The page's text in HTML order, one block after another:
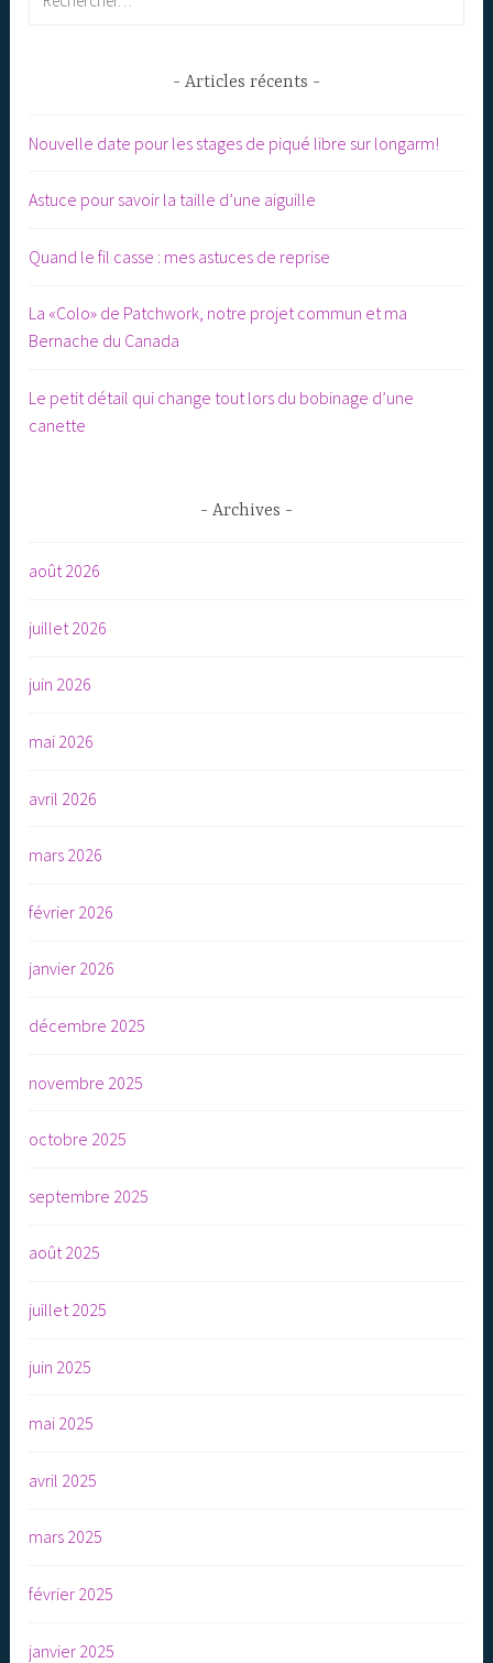
Articles récents
Nouvelle date pour les stages de piqué libre sur longarm!
Astuce pour savoir la taille d’une aiguille
Quand le fil casse : mes astuces de reprise
La «Colo» de Patchwork, notre projet commun et ma
Bernache du Canada
Le petit détail qui change tout lors du bobinage d’une
canette
Archives
août 2026
juillet 2026
juin 2026
mai 2026
avril 2026
mars 2026
février 2026
janvier 2026
décembre 2025
novembre 2025
octobre 2025
septembre 2025
août 2025
juillet 2025
juin 2025
mai 2025
avril 2025
mars 2025
février 2025
janvier 2025